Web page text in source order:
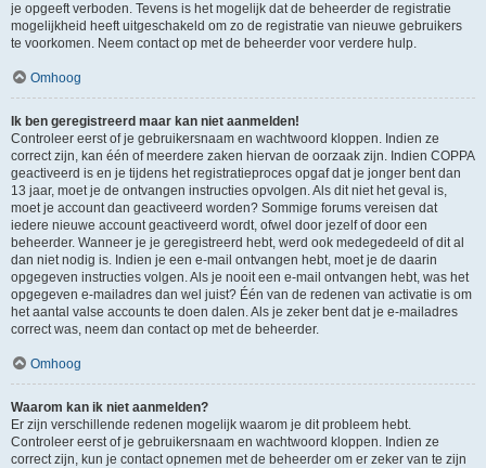
je opgeeft verboden. Tevens is het mogelijk dat de beheerder de registratie
mogelijkheid heeft uitgeschakeld om zo de registratie van nieuwe gebruikers
te voorkomen. Neem contact op met de beheerder voor verdere hulp.
Omhoog
Ik ben geregistreerd maar kan niet aanmelden!
Controleer eerst of je gebruikersnaam en wachtwoord kloppen. Indien ze
correct zijn, kan één of meerdere zaken hiervan de oorzaak zijn. Indien COPPA
geactiveerd is en je tijdens het registratieproces opgaf dat je jonger bent dan
13 jaar, moet je de ontvangen instructies opvolgen. Als dit niet het geval is,
moet je account dan geactiveerd worden? Sommige forums vereisen dat
iedere nieuwe account geactiveerd wordt, ofwel door jezelf of door een
beheerder. Wanneer je je geregistreerd hebt, werd ook medegedeeld of dit al
dan niet nodig is. Indien je een e-mail ontvangen hebt, moet je de daarin
opgegeven instructies volgen. Als je nooit een e-mail ontvangen hebt, was het
opgegeven e-mailadres dan wel juist? Één van de redenen van activatie is om
het aantal valse accounts te doen dalen. Als je zeker bent dat je e-mailadres
correct was, neem dan contact op met de beheerder.
Omhoog
Waarom kan ik niet aanmelden?
Er zijn verschillende redenen mogelijk waarom je dit probleem hebt.
Controleer eerst of je gebruikersnaam en wachtwoord kloppen. Indien ze
correct zijn, kun je contact opnemen met de beheerder om er zeker van te zijn